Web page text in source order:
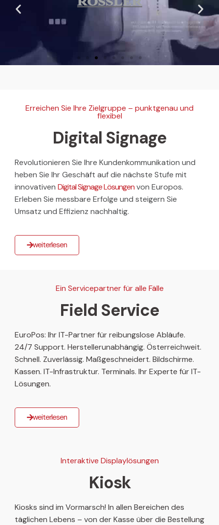
Erreichen Sie Ihre Zielgruppe – punktgenau und
flexibel
Digital Signage
Revolutionieren Sie Ihre Kundenkommunikation und
heben Sie Ihr Geschäft auf die nächste Stufe mit
innovativen Digital Signage Lösungenvon Europos.
Erleben Sie messbare Erfolge und steigern Sie
Umsatz und Effizienz nachhaltig.
weiterlesen
Ein Servicepartner für alle Fälle
Field Service
EuroPos: Ihr IT-Partner für reibungslose Abläufe.
24/7 Support. Herstellerunabhängig. Österreichweit.
Schnell. Zuverlässig. Maßgeschneidert. Bildschirme.
Kassen. IT-Infrastruktur. Terminals. Ihr Experte für IT-
Lösungen.
weiterlesen
Interaktive Displaylösungen
Kiosk
Kiosks sind im Vormarsch! In allen Bereichen des
täglichen Lebens – von der Kasse über die Bestellung